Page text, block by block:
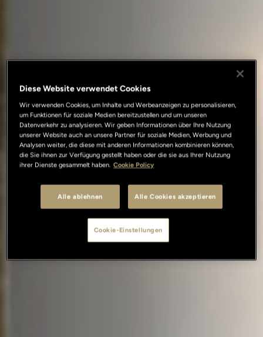
Diese Website verwendet Cookies
Wir verwenden Cookies, um Inhalte und Werbeanzeigen zu personalisieren,
um Funktionen für soziale Medien bereitzustellen und um unseren
Datenverkehr zu analysieren. Wir geben Informationen über Ihre Nutzung
unserer Website auch an unsere Partner für soziale Medien, Werbung und
Analysen weiter, die diese mit anderen Informationen kombinieren können,
die Sie ihnen zur Verfügung gestellt haben oder die sie aus Ihrer Nutzung
ihrer Dienste gesammelt haben. Cookie Policy
Alle ablehnen Alle Cookies akzeptieren
Cookie-Einstellungen